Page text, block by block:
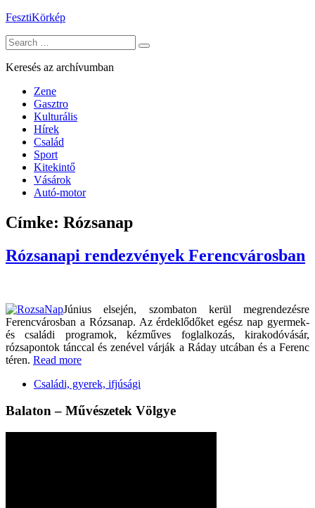
Skip
content
FesztiKörkép
Search
for:
Keresés az archívumban
Zene
Gasztro
Kulturális
Hírek
Család
Sport
Kitekintő
Vásárok
Autó-motor
Címke: Rózsanap
Rózsanapi rendezvények Ferencvárosban
Június elsején, szombaton kerül megrendezésre
Ferencvárosban a Rózsanap. Az érdeklődőket egész nap gyermek-
és családi programok, kézműves foglalkozás, kirakodóvásár,
rózsapontok tánccal és zenével várják a Ráday utcában és a Ferenc
téren. Read more
Családi, gyerek, ifjúsági
Balaton – Művészetek Völgye